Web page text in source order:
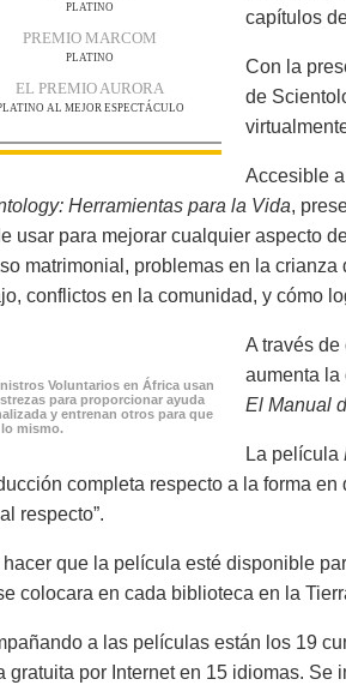
PLATINO
PREMIO MARCOM
PLATINO
EL PREMIO AURORA
AL MEJOR ESPECTÁCULO
capítulos
Con la
de
Accesible
Herramientas para la Vida,
usar para mejorar cualquier aspecto
matrimonial, problemas en la
conflictos en la comunidad, y cómo
Voluntarios en África usan
para proporcionar ayuda
y entrenan otros para que
mismo.
A través
aumenta la
El Manual
La película
completa respecto a la forma
respecto”.
hacer que la película esté disponible
colocara en cada biblioteca en la
a las películas están los 19
gratuita por Internet en 15 idiomas.